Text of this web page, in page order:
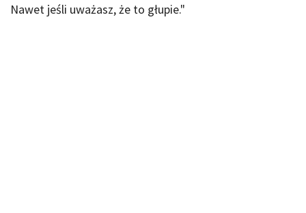
Nawet jeśli uważasz, że to głupie."